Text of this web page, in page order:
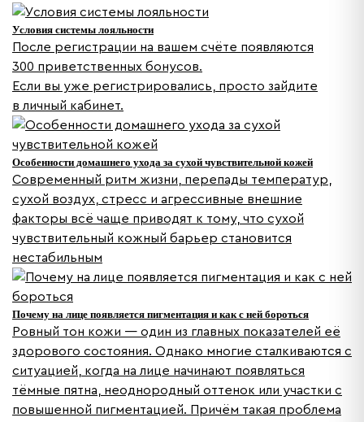
Условия системы лояльности
После регистрации на вашем счёте появляются
300 приветственных бонусов.
Если вы уже регистрировались, просто зайдите
в личный кабинет.
Особенности домашнего ухода за сухой чувствительной кожей
Современный ритм жизни, перепады температур,
сухой воздух, стресс и агрессивные внешние
факторы всё чаще приводят к тому, что сухой
чувствительный кожный барьер становится
нестабильным
Почему на лице появляется пигментация и как с ней бороться
Ровный тон кожи — один из главных показателей её
здорового состояния. Однако многие сталкиваются с
ситуацией, когда на лице начинают появляться
тёмные пятна, неоднородный оттенок или участки с
повышенной пигментацией. Причём такая проблема